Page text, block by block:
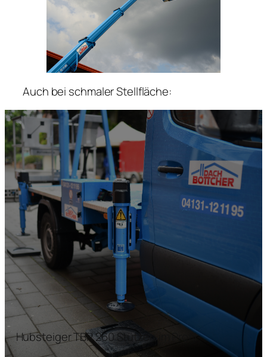
Auch bei schmaler Stellfläche:
Hubsteiger TBR 260 Stützen im Profil